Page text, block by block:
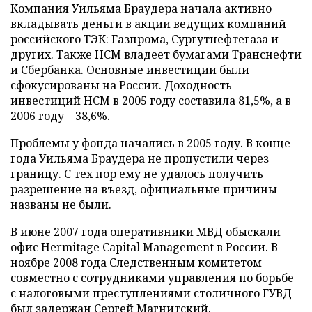
Компания Уильяма Браудера начала активно
вкладывать деньги в акции ведущих компаний
российского ТЭК: Газпрома, Сургутнефтегаза и
других. Также HCM владеет бумагами Транснефти
и Сбербанка. Основные инвестиции были
сфокусированы на России. Доходность
инвестиций HCM в 2005 году составила 81,5%, а в
2006 году – 38,6%.
Проблемы у фонда начались в 2005 году. В конце
года Уильяма Браудера не пропустили через
границу. С тех пор ему не удалось получить
разрешение на въезд, официальные причины
названы не были.
В июне 2007 года оперативники МВД обыскали
офис Hermitage Capital Management в России. В
ноябре 2008 года Следственным комитетом
совместно с сотрудниками управления по борьбе
с налоговыми преступлениями столичного ГУВД
был задержан Сергей Магнитский.